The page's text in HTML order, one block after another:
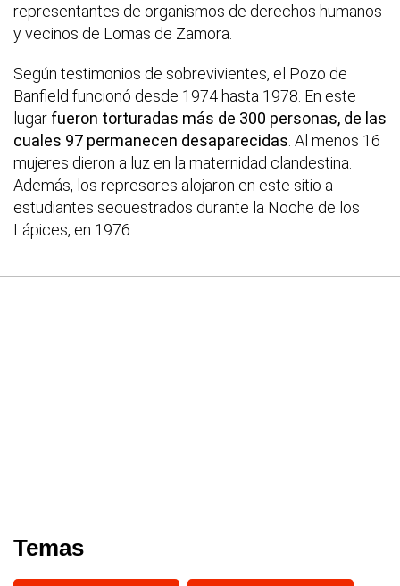
representantes de organismos de derechos humanos
y vecinos de Lomas de Zamora.
Según testimonios de sobrevivientes, el Pozo de
Banfield funcionó desde 1974 hasta 1978. En este
lugar fueron torturadas más de 300 personas, de las
cuales 97 permanecen desaparecidas . Al menos 16
mujeres dieron a luz en la maternidad clandestina.
Además, los represores alojaron en este sitio a
estudiantes secuestrados durante la Noche de los
Lápices, en 1976.
Temas